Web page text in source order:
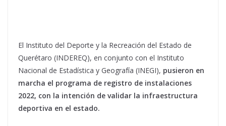
El Instituto del Deporte y la Recreación del Estado de
Querétaro (INDEREQ), en conjunto con el Instituto
Nacional de Estadística y Geografía (INEGI), pusieron en
marcha el programa de registro de instalaciones
2022, con la intención de validar la infraestructura
deportiva en el estado.